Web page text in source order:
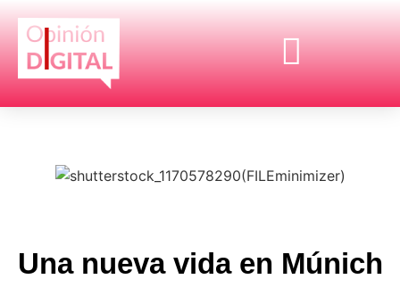
Una nueva vida en Múnich